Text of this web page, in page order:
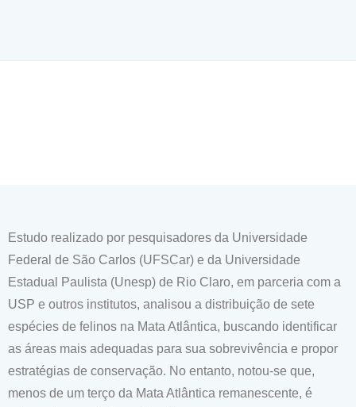
Estudo realizado por pesquisadores da Universidade
Federal de São Carlos (UFSCar) e da Universidade
Estadual Paulista (Unesp) de Rio Claro, em parceria com a
USP e outros institutos, analisou a distribuição de sete
espécies de felinos na Mata Atlântica, buscando identificar
as áreas mais adequadas para sua sobrevivência e propor
estratégias de conservação. No entanto, notou-se que,
menos de um terço da Mata Atlântica remanescente, é